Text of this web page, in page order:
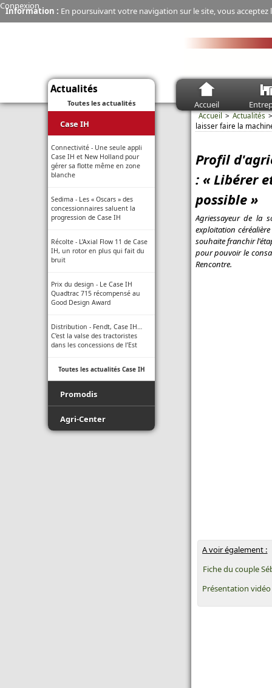
Information : En poursuivant votre navigation sur le site, vous
Connexion
Accueil
Actualités
Toutes les actualités
Case IH
Connectivité - Une seule appli
Case IH et New Holland pour
gérer sa flotte même en zone
blanche
Sedima - Les « Oscars » des
concessionnaires saluent la
progression de Case IH
Récolte - L’Axial Flow 11 de Case
IH, un rotor en plus qui fait du
bruit
Prix du design - Le Case IH
Quadtrac 715 récompensé au
Good Design Award
Distribution - Fendt, Case IH…
C’est la valse des tractoristes
dans les concessions de l’Est
Toutes les actualités Case IH
Promodis
Film - Ficelle - Filet - Conseil du
Agri-Center
Accueil
Actualités
laisser faire la
Profil
: « Libérer
possible »
Agriessayeur de la
exploitation
souhaite franchir
pour pouvoir le
Rencontre.
A voir également :
Fiche du couple
Présentation